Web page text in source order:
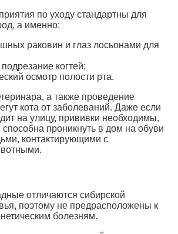
по уходу стандартны для
а именно:
раковин и глаз лосьонами для
когтей;
осмотр полости рта.
а также проведение
кота от заболеваний. Даже если
на улицу, прививки необходимы,
способна проникнуть в дом на обуви
контактирующими с
отличаются сибирской
поэтому не предрасположены к
болезням.